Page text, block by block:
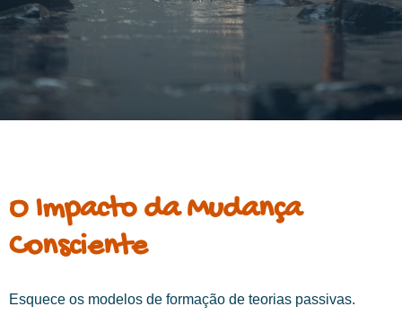
O Impacto da Mudança
Consciente
Esquece os modelos de formação de teorias passivas.